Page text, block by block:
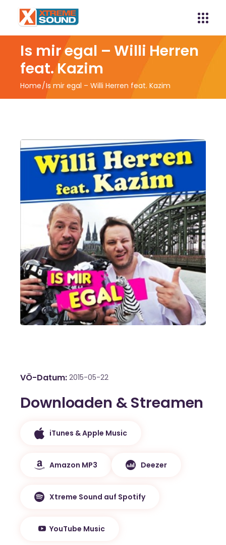
Is mir egal – Willi Herren
feat. Kazim
Home Is mir egal – Willi Herren feat. Kazim
VÖ-Datum 2015-05-22
Downloaden & Streamen
iTunes & Apple Music
Amazon MP3 Deezer
Xtreme Sound auf Spotify
YouTube Music